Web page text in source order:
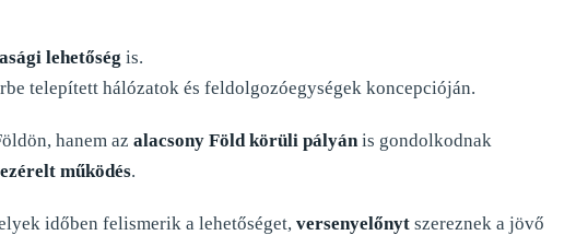
lehetőség is.
telepített hálózatok és feldolgozóegységek koncepcióján.
hanem az alacsony Föld körüli pályánis gondolkodnak
működés.
időben felismerik a lehetőséget, versenyelőnyt szereznek a jövő